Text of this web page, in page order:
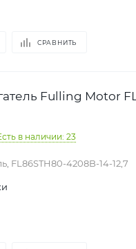
СРАВНИТЬ
Fulling Motor
в наличии: 23
FL86STH80-4208B-14-12,7